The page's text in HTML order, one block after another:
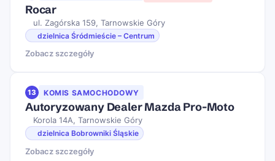
Rocar
ul. Zagórska 159, Tarnowskie Góry
dzielnica Śródmieście – Centrum
Zobacz szczegóły
13 KOMIS SAMOCHODOWY
Autoryzowany Dealer Mazda Pro-Moto
Korola 14A, Tarnowskie Góry
dzielnica Bobrowniki Śląskie
Zobacz szczegóły